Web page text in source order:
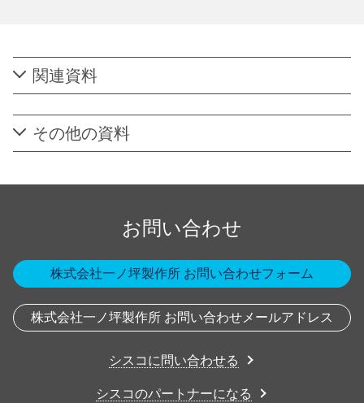
関連資料
その他の資料
お問い合わせ
株式会社一ノ坪製作所 お問い合わせフォーム
株式会社一ノ坪製作所 お問い合わせメールアドレス
シスコに問い合わせる
シスコのパートナーになる